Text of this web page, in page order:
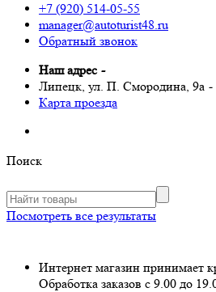
+7 (920) 514-05-55
manager@autoturist48.ru
Обратный звонок
Наш адрес -
Липецк, ул. П. Смородина, 9а -
Карта проезда
Поиск
Посмотреть все результаты
Интернет магазин принимает
Обработка заказов с 9.00 до